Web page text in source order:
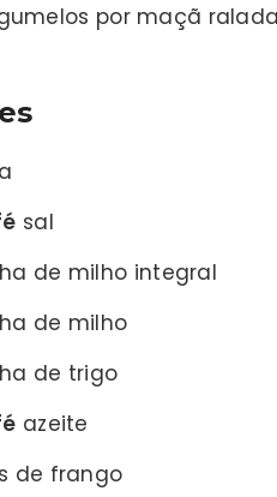
por maçã
sal
de milho integral
de milho
de trigo
azeite
de frango